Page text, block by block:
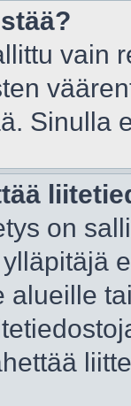
vain
Sinulla
on
alueille